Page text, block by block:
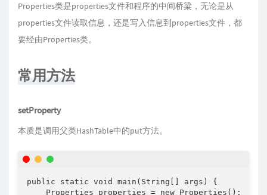
Properties类是properties文件和程序的中间桥梁，无论是从
properties文件读取信息，还是写入信息到properties文件，都
要经由Properties类。
常用方法
setProperty
本质是调用父类HashTable中的put方法。
public static void main(String[] args) {
    Properties properties = new Properties();